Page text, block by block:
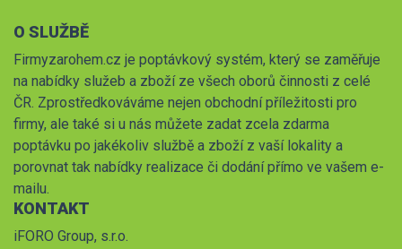
O SLUŽBĚ
Firmyzarohem.cz je poptávkový systém, který se zaměřuje
na nabídky služeb a zboží ze všech oborů činnosti z celé
ČR. Zprostředkováváme nejen obchodní příležitosti pro
firmy, ale také si u nás můžete zadat zcela zdarma
poptávku po jakékoliv službě a zboží z vaší lokality a
porovnat tak nabídky realizace či dodání přímo ve vašem e-
mailu.
KONTAKT
iFORO Group, s.r.o.